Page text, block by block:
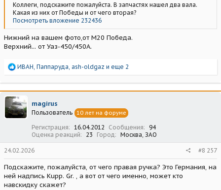
Коллеги, подскажите пожалуйста. В запчастях нашел два вала.
Какая из них от Победы и от чего вторая?
Посмотреть вложение 232436
Нижний на вашем фото,от М20 Победа.
Верхний... от Уаз-450/450А.
Р
а
к
ц
и
и
ИВАН, Паппаруда, ash-oldgaz и еще 2
magirus
Пользователь 10 лет на форуме
Регистрация 16.04.2012 Сообщения
94
Оценка реакций
23 Город Москва, ЗАО
24.02.2026 #8 257
Подскажите, пожалуйста, от чего правая ручка? Это Германия, на
ней надпись Kupp. Gr. , а вот от чего именно, может кто
навскидку скажет?